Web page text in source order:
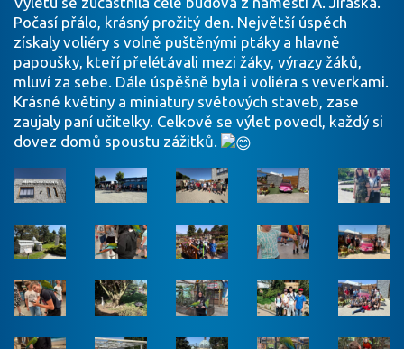
Počasí přálo, krásný prožitý den. Největší úspěch
získaly voliéry s volně puštěnými ptáky a hlavně
papoušky, kteří přelétávali mezi žáky, výrazy žáků,
mluví za sebe. Dále úspěšně byla i voliéra s veverkami.
Krásné květiny a miniatury světových staveb, zase
zaujaly paní učitelky. Celkově se výlet povedl, každý si
dovez domů spoustu zážitků.